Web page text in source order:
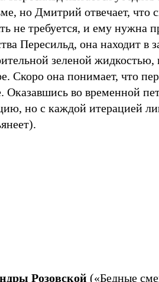
но Дмитрий отвечает,
не требуется, и ему нужна
Пересильд, она находит в
зеленой жидкостью,
Скоро она понимает, что
Оказавшись во временной
но с каждой итерацией
Розовской («Бедные